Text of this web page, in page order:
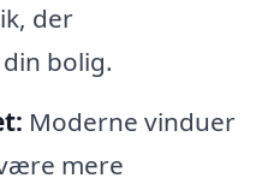
der
bolig.
Moderne vinduer
mere